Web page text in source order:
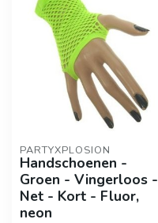
PARTYXPLOSION
Handschoenen -
Groen - Vingerloos -
Net - Kort - Fluor,
neon